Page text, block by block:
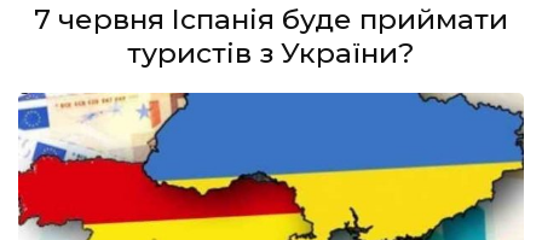
7 червня Іспанія буде приймати
туристів з України?